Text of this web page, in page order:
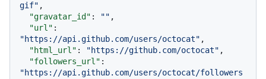
gif" ,
"gravatar_id" : "" ,
"url" :
"https://api.github.com/users/octocat" ,
"html_url" : "https://github.com/octocat" ,
"followers_url" :
"https://api.github.com/users/octocat/followers